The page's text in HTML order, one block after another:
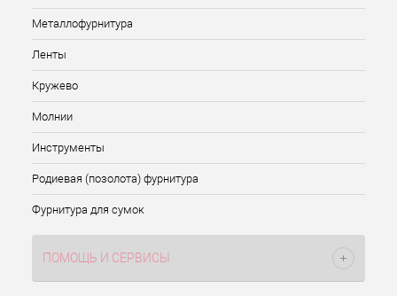
Металлофурнитура
Ленты
Кружево
Молнии
Инструменты
Родиевая (позолота) фурнитура
Фурнитура для сумок
ПОМОЩЬ И СЕРВИСЫ